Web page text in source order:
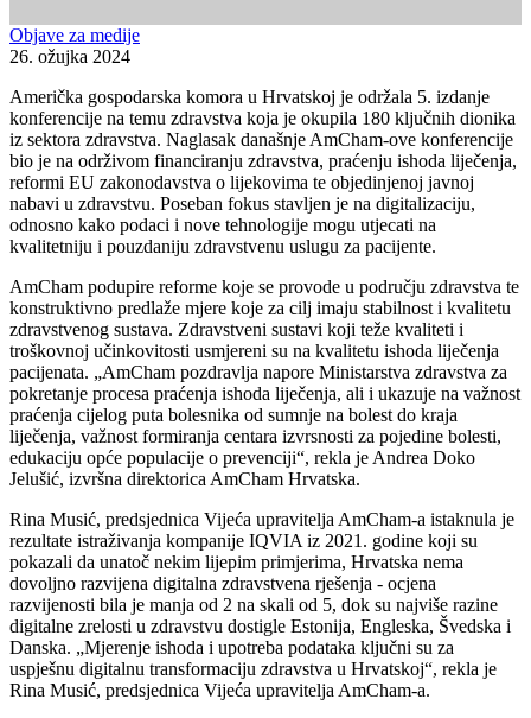
Objave za medije
26. ožujka 2024
Američka gospodarska komora u Hrvatskoj je održala 5. izdanje
konferencije na temu zdravstva koja je okupila 180 ključnih dionika
iz sektora zdravstva. Naglasak današnje AmCham-ove konferencije
bio je na održivom financiranju zdravstva, praćenju ishoda liječenja,
reformi EU zakonodavstva o lijekovima te objedinjenoj javnoj
nabavi u zdravstvu. Poseban fokus stavljen je na digitalizaciju,
odnosno kako podaci i nove tehnologije mogu utjecati na
kvalitetniju i pouzdaniju zdravstvenu uslugu za pacijente.
AmCham podupire reforme koje se provode u području zdravstva te
konstruktivno predlaže mjere koje za cilj imaju stabilnost i kvalitetu
zdravstvenog sustava. Zdravstveni sustavi koji teže kvaliteti i
troškovnoj učinkovitosti usmjereni su na kvalitetu ishoda liječenja
pacijenata. „AmCham pozdravlja napore Ministarstva zdravstva za
pokretanje procesa praćenja ishoda liječenja, ali i ukazuje na važnost
praćenja cijelog puta bolesnika od sumnje na bolest do kraja
liječenja, važnost formiranja centara izvrsnosti za pojedine bolesti,
edukaciju opće populacije o prevenciji“, rekla je Andrea Doko
Jelušić, izvršna direktorica AmCham Hrvatska.
Rina Musić, predsjednica Vijeća upravitelja AmCham-a istaknula je
rezultate istraživanja kompanije IQVIA iz 2021. godine koji su
pokazali da unatoč nekim lijepim primjerima, Hrvatska nema
dovoljno razvijena digitalna zdravstvena rješenja - ocjena
razvijenosti bila je manja od 2 na skali od 5, dok su najviše razine
digitalne zrelosti u zdravstvu dostigle Estonija, Engleska, Švedska i
Danska. „Mjerenje ishoda i upotreba podataka ključni su za
uspješnu digitalnu transformaciju zdravstva u Hrvatskoj“, rekla je
Rina Musić, predsjednica Vijeća upravitelja AmCham-a.